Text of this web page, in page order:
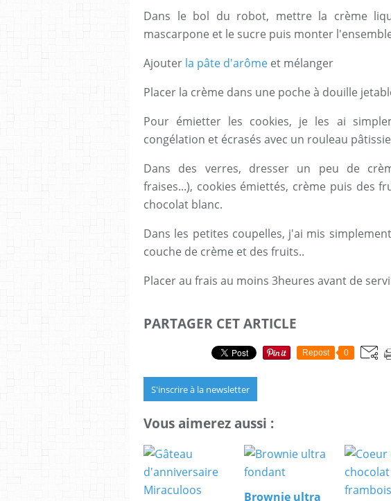
Dans le bol du robot, mettre la crème
mascarpone et le sucre puis monter
Ajouter la pâte d'arôme et mélanger
Placer la crème dans une poche à douille
Pour émietter les cookies, je les ai
congélation et écrasés avec un rouleau
Dans des verres, dresser un peu de
fraises...), cookies émiettés, crème puis des
chocolat blanc.
Dans les petites coupelles, j'ai mis
couche de crème et des fruits..
Placer au frais au moins 3heures avant de
PARTAGER CET ARTICLE
Repost 0
S'inscrire à la newsletter
Vous aimerez aussi :
Brownie ultra